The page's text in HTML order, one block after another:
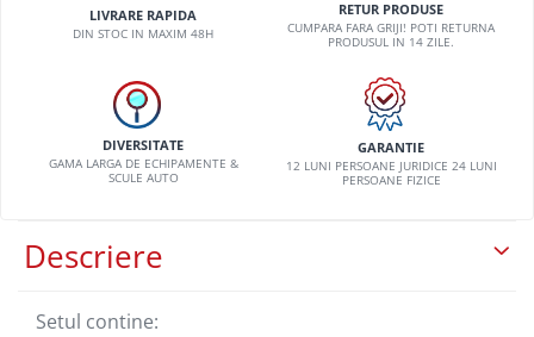
LIVRARE RAPIDA
DIN STOC IN MAXIM 48H
RETUR PRODUSE
CUMPARA FARA GRIJI! POTI RETURNA
PRODUSUL IN 14 ZILE.
DIVERSITATE
GAMA LARGA DE ECHIPAMENTE &
SCULE AUTO
GARANTIE
12 LUNI PERSOANE JURIDICE 24 LUNI
PERSOANE FIZICE
Descriere
Setul contine: